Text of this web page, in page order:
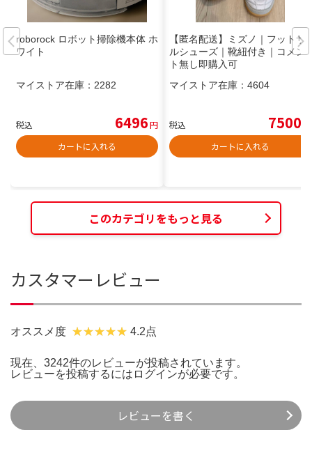
roborock ロボット掃除機本体 ホ
ワイト
マイストア在庫： 2282
税込 6496円
カートに入れる
【匿名配送】ミズノ｜フットサ
ルシューズ｜靴紐付き｜コメン
ト無し即購入可
マイストア在庫： 4604
税込 7500
カートに入れる
このカテゴリをもっと見る
カスタマーレビュー
オススメ度 4.2点
現在、3242件のレビューが投稿されています。
レビューを投稿するには ログインが必要です。
レビューを書く